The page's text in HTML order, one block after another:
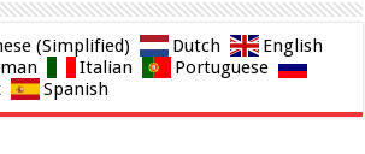
(Simplified) Dutch
English
Italian
Portuguese
Spanish